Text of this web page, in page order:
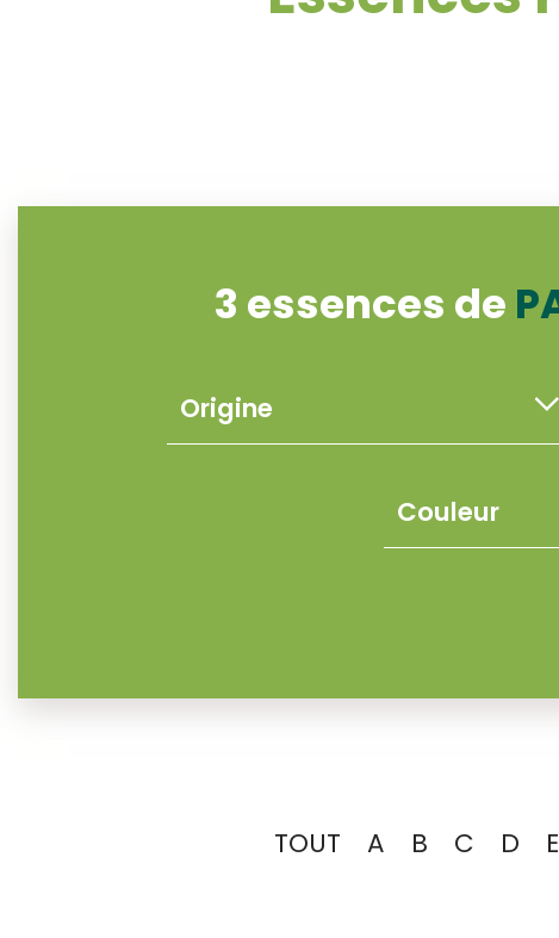
3 essences de
TOUT A B C D E